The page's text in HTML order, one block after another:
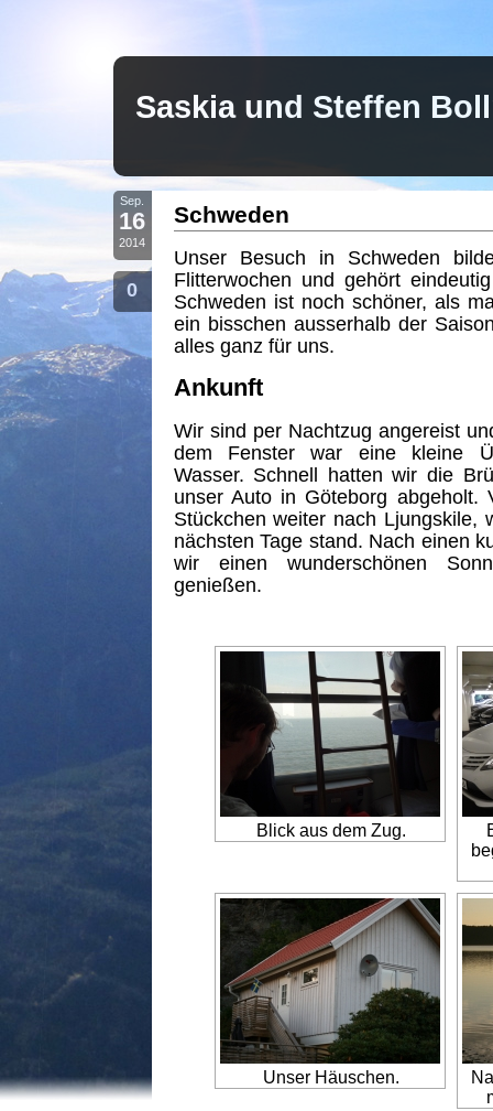
Saskia und Steffen
Sep.
16
2014
0
Schweden
Unser Besuch in Schweden
Flitterwochen und gehört
Schweden ist noch schöner, als
ein bisschen ausserhalb der
alles ganz für uns.
Ankunft
Wir sind per Nachtzug angereist
dem Fenster war eine kleine
Wasser. Schnell hatten wir die
unser Auto in Göteborg
Stückchen weiter nach Ljungskile,
nächsten Tage stand. Nach einen
wir einen wunderschönen
genießen.
Blick aus dem Zug.
Unser Häuschen.